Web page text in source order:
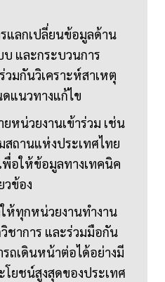
แลกเปลี่ยนข้อมูลด้าน
และกระบวนการ
มกันวิเคราะห์สาเหตุ
แนวทางแก้ไข
หน่วยงานเข้าร่วม เช่น
สถานแห่งประเทศไทย
อให้ข้อมูลทางเทคนิค
ข้อง
ห้ทุกหน่วยงานทำงาน
ชาการ และร่วมมือกัน
รถเดินหน้าต่อได้อย่างมี
ยชน์สูงสุดของประเทศ